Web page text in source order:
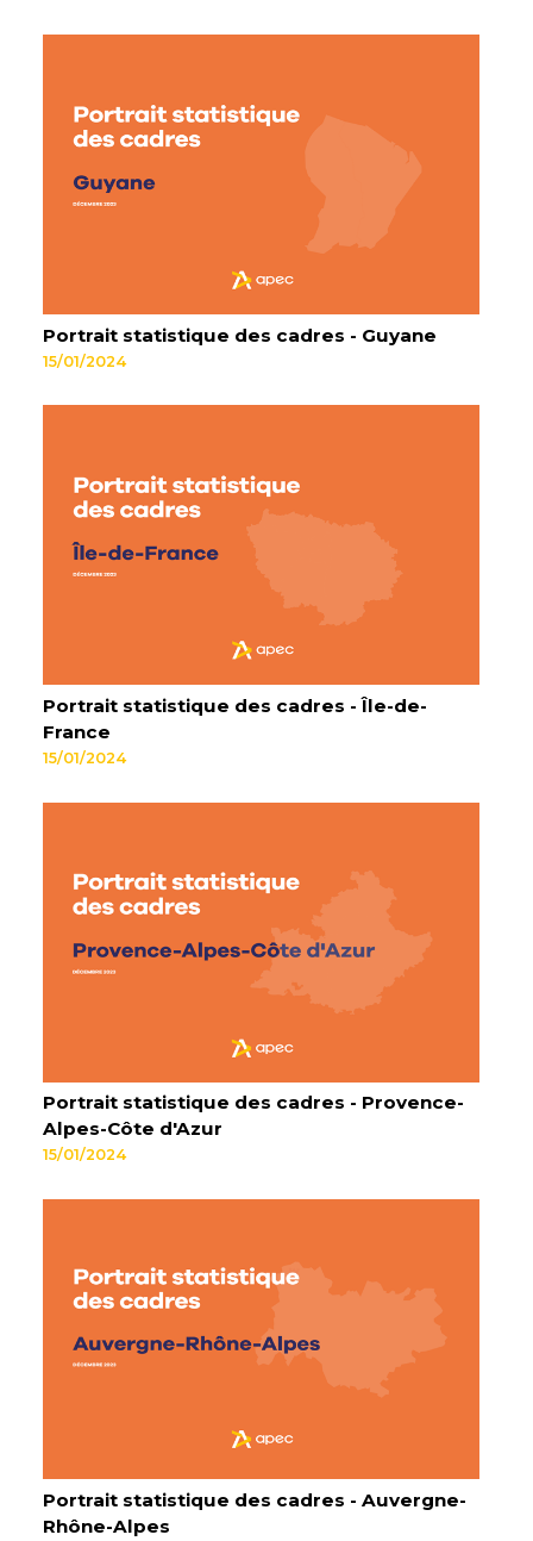
Portrait statistique des cadres - Guyane
15/01/2024
Portrait statistique des cadres - Île-de-
France
15/01/2024
Portrait statistique des cadres - Provence-
Alpes-Côte d'Azur
15/01/2024
Portrait statistique des cadres - Auvergne-
Rhône-Alpes